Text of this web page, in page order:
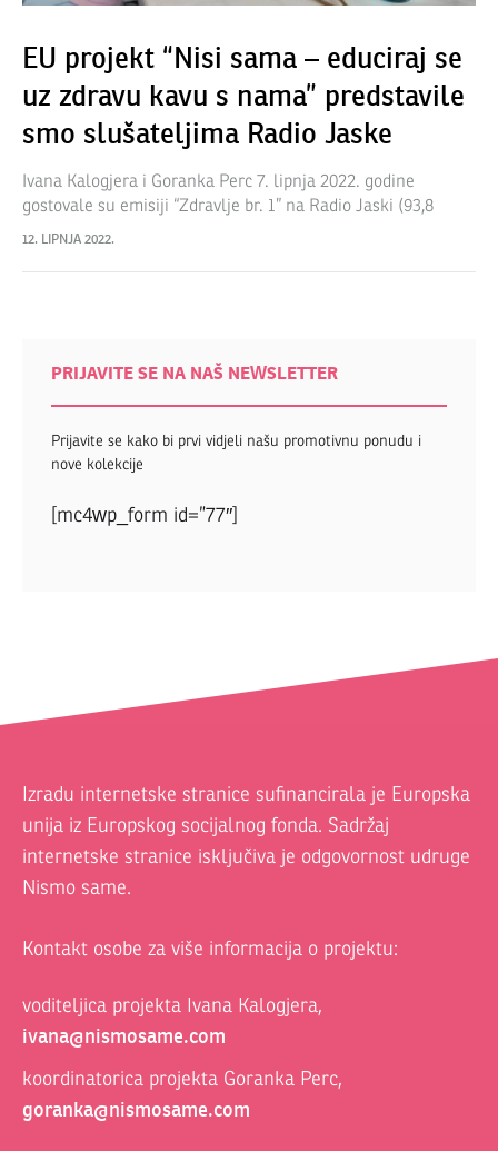
EU projekt “Nisi sama – educiraj se
uz zdravu kavu s nama” predstavile
smo slušateljima Radio Jaske
Ivana Kalogjera i Goranka Perc 7. lipnja 2022. godine
gostovale su emisiji “Zdravlje br. 1” na Radio Jaski (93,8
MHz). Govorili smo o našem novom EU projektu “Nisi sama
12. LIPNJA 2022.
PRIJAVITE SE NA NAŠ NEWSLETTER
Prijavite se kako bi prvi vidjeli našu promotivnu ponudu i
nove kolekcije
[mc4wp_form id=”77″]
Izradu internetske stranice sufinancirala je Europska
unija iz Europskog socijalnog fonda. Sadržaj
internetske stranice isključiva je odgovornost udruge
Nismo same.
Kontakt osobe za više informacija o projektu:
voditeljica projekta Ivana Kalogjera,
ivana@nismosame.com
koordinatorica projekta Goranka Perc,
goranka@nismosame.com